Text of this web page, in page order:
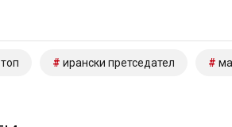
топ ирански претседател